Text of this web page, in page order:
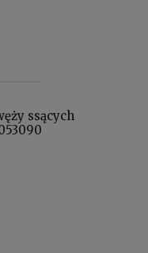
ssących